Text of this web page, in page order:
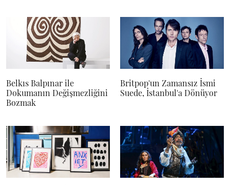
Belkıs Balpınar ile
Dokumanın Değişmezliğini
Bozmak
Britpop'un Zamansız İsmi
Suede, İstanbul'a Dönüyor